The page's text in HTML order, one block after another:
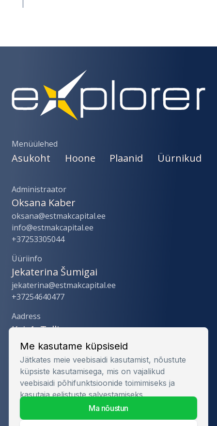
Me kasutame küpsiseid
Jätkates meie veebisaidi kasutamist, nõustute
küpsiste kasutamisega, mis on vajalikud
veebisaidi põhifunktsioonide toimimiseks ja
kasutaja eelistuste salvestamiseks.
ma nõustun
Menüülehed
Asukoht Hoone Plaanid Üürnikud
Aadress
Kai, 1, Tallinn
Sotsiaalmeedia
Administraator
Oksana Kaber
oksana@estmakcapital.ee
info@estmakcapital.ee
+37253305044
Üüriinfo
Jekaterina Šumigai
jekaterina@estmakcapital.ee
+37254640477